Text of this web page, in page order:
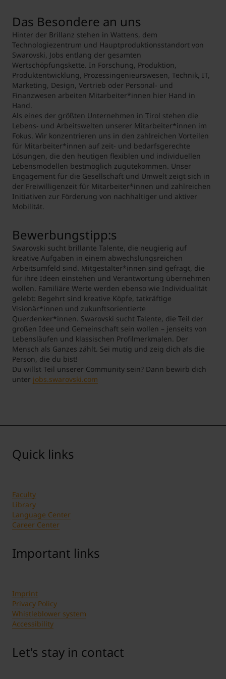
Das Besondere an uns
Hinter der Brillanz stehen in Wattens, dem
Technologiezentrum und Hauptproduktionsstandort von
Swarovski, Jobs entlang der gesamten
Wertschöpfungskette. In Forschung, Produktion,
Produktentwicklung, Prozessingenieurswesen, Technik, IT,
Marketing, Design, Vertrieb oder Personal- und
Finanzwesen arbeiten Mitarbeiter*innen hier Hand in
Hand.
Als eines der größten Unternehmen in Tirol stehen die
Lebens- und Arbeitswelten unserer Mitarbeiter*innen im
Fokus. Wir konzentrieren uns in den zahlreichen Vorteilen
für Mitarbeiter*innen auf zeit- und bedarfsgerechte
Lösungen, die den heutigen flexiblen und individuellen
Lebensmodellen bestmöglich zugutekommen. Unser
Engagement für die Gesellschaft und Umwelt zeigt sich in
der Freiwilligenzeit für Mitarbeiter*innen und zahlreichen
Initiativen zur Förderung von nachhaltiger und aktiver
Mobilität.
Bewerbungstipp:s
Swarovski sucht brillante Talente, die neugierig auf
kreative Aufgaben in einem abwechslungsreichen
Arbeitsumfeld sind. Mitgestalter*innen sind gefragt, die
für ihre Ideen einstehen und Verantwortung übernehmen
wollen. Familiäre Werte werden ebenso wie Individualität
gelebt: Begehrt sind kreative Köpfe, tatkräftige
Visionär*innen und zukunftsorientierte
Querdenker*innen. Swarovski sucht Talente, die Teil der
großen Idee und Gemeinschaft sein wollen – jenseits von
Lebensläufen und klassischen Profilmerkmalen. Der
Mensch als Ganzes zählt. Sei mutig und zeig dich als die
Person, die du bist!
Du willst Teil unserer Community sein? Dann bewirb dich
unter jobs.swarovski.com
Quick links
Faculty
Library
Language Center
Career Center
Important links
Imprint
Privacy Policy
Whistleblower system
Accessibility
Let's stay in contact